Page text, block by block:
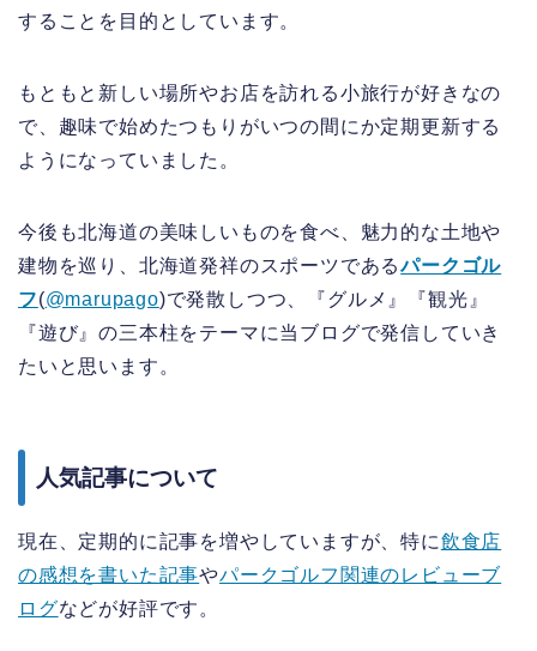
することを目的としています。
もともと新しい場所やお店を訪れる小旅行が好きなの
で、趣味で始めたつもりがいつの間にか定期更新する
ようになっていました。
今後も北海道の美味しいものを食べ、魅力的な土地や
建物を巡り、北海道発祥のスポーツであるパークゴル
フ(@marupago)で発散しつつ、『グルメ』『観光』
『遊び』の三本柱をテーマに当ブログで発信していき
たいと思います。
人気記事について
現在、定期的に記事を増やしていますが、特に飲食店
の感想を書いた記事やパークゴルフ関連のレビューブ
ログなどが好評です。